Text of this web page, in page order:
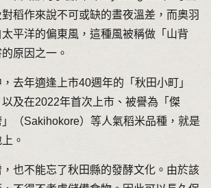
稻作來說不可或缺的晝夜溫差，而奧羽
平洋的偏東風，這種風被稱做「山背
原因之一。
去年適逢上市40週年的「秋田小町」
以及在2022年首次上市、被譽為「傑
（Sakihokore）等人氣稻米品種，就是
。
也不能忘了秋田縣的發酵文化。由於該